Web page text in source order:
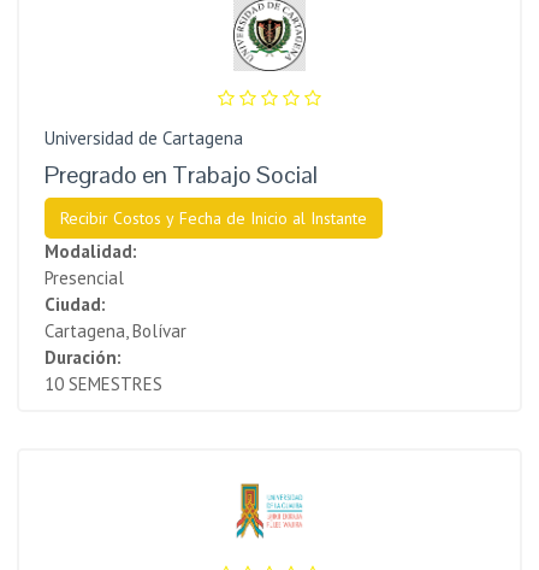
Universidad de Cartagena
Pregrado en Trabajo Social
Recibir Costos y Fecha de Inicio al Instante
Modalidad:
Presencial
Ciudad:
Cartagena, Bolívar
Duración:
10 SEMESTRES